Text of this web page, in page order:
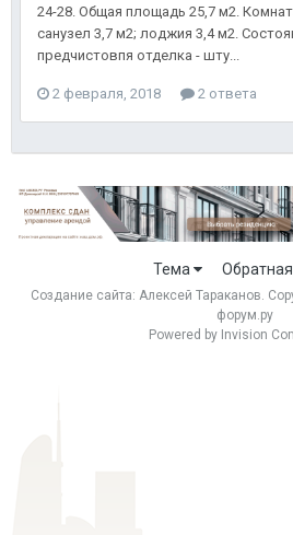
24-28. Общая площадь 25,7 м2.
санузел 3,7 м2; лоджия 3,4 м2.
предчистовпя отделка - шту...
2 февраля, 2018 2 ответа
Тема
Создание сайта: Алексей Тараканов .
форум.ру
Powered by Invision